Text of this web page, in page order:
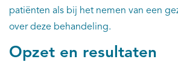
patiënten als bij het nemen van een
over deze behandeling.
Opzet en resultaten